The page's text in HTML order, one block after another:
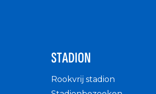
STADION
Rookvrij stadion